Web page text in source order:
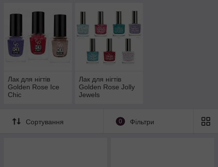
Лак для нігтів
Golden Rose Ice
Chic
Лак для нігтів
Golden Rose Jolly
Jewels
Сортування 0 Фільтри